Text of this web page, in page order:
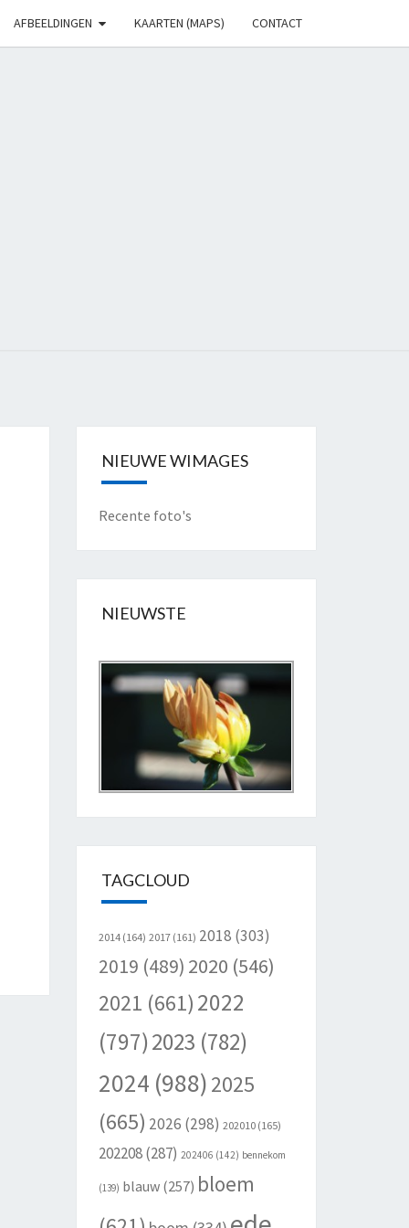
AFBEELDINGEN KAARTEN (MAPS) CONTACT
NIEUWE WIMAGES
Recente foto's
NIEUWSTE
TAGCLOUD
2014(164) 2017(161) 2018 (303)
2019 (489) 2020 (546)
2021 (661) 2022
(797)2023 (782)
2024 (988) 2025
(665) 2026 (298) 202010(165)
202208(287) 202406 (142) bennekom
(139) blauw(257) bloem